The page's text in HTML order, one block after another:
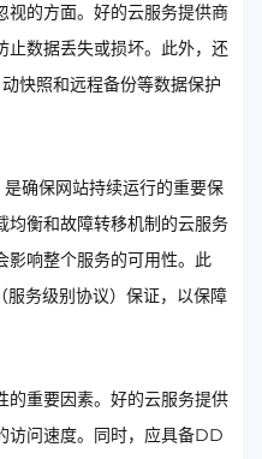
视的方面。好的云服务提供商
止数据丢失或损坏。此外，还
快照和远程备份等数据保护
确保网站持续运行的重要保
均衡和故障转移机制的云服务
影响整个服务的可用性。此
务级别协议）保证，以保障
的重要因素。好的云服务提供
访问速度。同时，应具备DD